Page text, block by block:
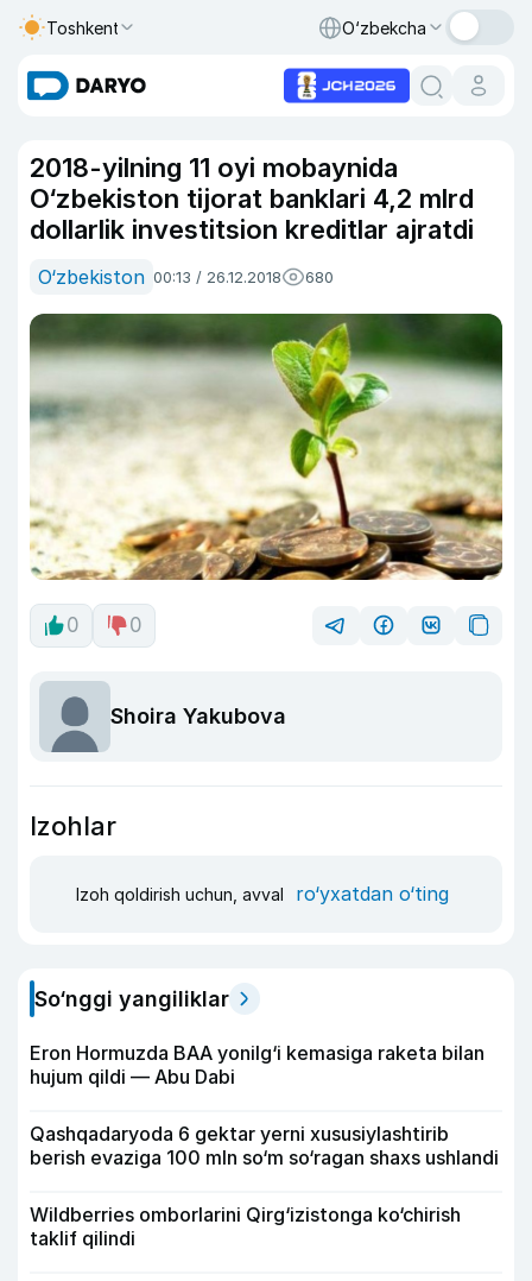
Toshkent O‘zbekcha
2018-yilning 11 oyi mobaynida
O‘zbekiston tijorat banklari 4,2 mlrd
dollarlik investitsion kreditlar ajratdi
O‘zbekiston 00:13 / 26.12.2018 680
0 0
Shoira Yakubova
Izohlar
Izoh qoldirish uchun, avval ro‘yxatdan o‘ting
So‘nggi yangiliklar
Eron Hormuzda BAA yonilg‘i kemasiga raketa bilan
hujum qildi — Abu Dabi
Qashqadaryoda 6 gektar yerni xususiylashtirib
berish evaziga 100 mln so‘m so‘ragan shaxs ushlandi
Wildberries omborlarini Qirg‘izistonga ko‘chirish
taklif qilindi